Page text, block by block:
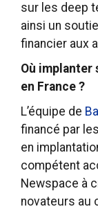
sur les deep
ainsi un
financier aux
Où implanter
en France ?
L’équipe de
financé par
en
compétent
Newspace à
novateurs au